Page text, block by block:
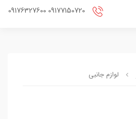
لوازم جانبی